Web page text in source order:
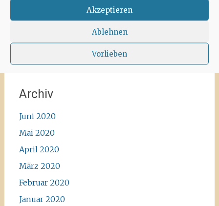
Akzeptieren
Ablehnen
Vorlieben
#green #road #outside #santaagnea #nature
#enjoylife #ibizadiary, Santa Agnès de Corona
Archiv
Juni 2020
Mai 2020
April 2020
März 2020
Februar 2020
Januar 2020